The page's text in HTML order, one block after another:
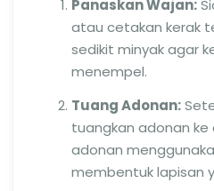
Panaskan Wajan:
atau cetakan kerak
sedikit minyak agar
menempel.
Tuang Adonan:
tuangkan adonan ke
adonan
membentuk lapisan